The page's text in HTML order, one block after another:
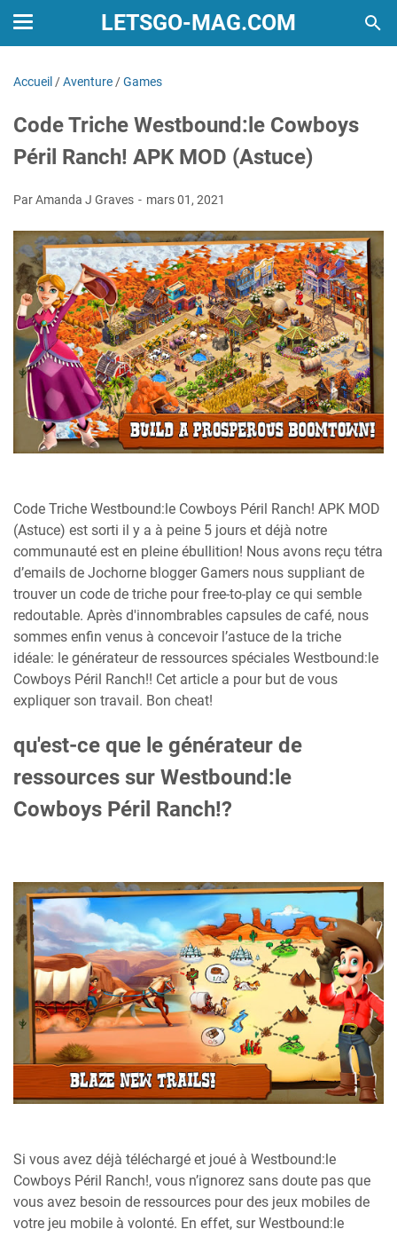
LETSGO-MAG.COM
Accueil /Aventure /Games
Code Triche Westbound:le Cowboys
Péril Ranch! APK MOD (Astuce)
Par Amanda J Graves mars 01, 2021
Code Triche Westbound:le Cowboys Péril Ranch! APK MOD
(Astuce) est sorti il y a à peine 5 jours et déjà notre
communauté est en pleine ébullition! Nous avons reçu tétra
d’emails de Jochorne blogger Gamers nous suppliant de
trouver un code de triche pour free-to-play ce qui semble
redoutable. Après d'innombrables capsules de café, nous
sommes enfin venus à concevoir l’astuce de la triche
idéale: le générateur de ressources spéciales Westbound:le
Cowboys Péril Ranch!! Cet article a pour but de vous
expliquer son travail. Bon cheat!
qu'est-ce que le générateur de
ressources sur Westbound:le
Cowboys Péril Ranch!?
Si vous avez déjà téléchargé et joué à Westbound:le
Cowboys Péril Ranch!, vous n’ignorez sans doute pas que
vous avez besoin de ressources pour des jeux mobiles de
votre jeu mobile à volonté. En effet, sur Westbound:le